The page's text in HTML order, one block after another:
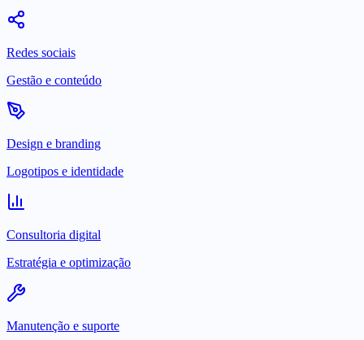
Redes sociais
Gestão e conteúdo
Design e branding
Logotipos e identidade
Consultoria digital
Estratégia e optimização
Manutenção e suporte